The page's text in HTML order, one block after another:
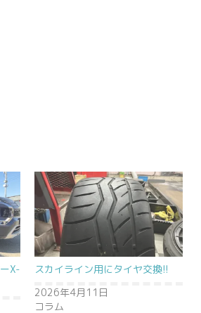
X-
スカイライン用にタイヤ交換!!
2026年4月11日
コラム